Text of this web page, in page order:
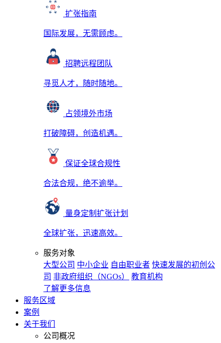
扩张指南
国际发展，无需顾虑。
招聘远程团队
寻觅人才，随时随地。
占领境外市场
打破障碍，创造机遇。
保证全球合规性
合法合规，绝不逾举。
量身定制扩张计划
全球扩张，迅速高效。
服务对象
大型公司 中小企业 自由职业者 快速发展的初创公
司 非政府组织（NGOs）
教育机构
了解更多信息
服务区域
案例
关于我们
公司概况